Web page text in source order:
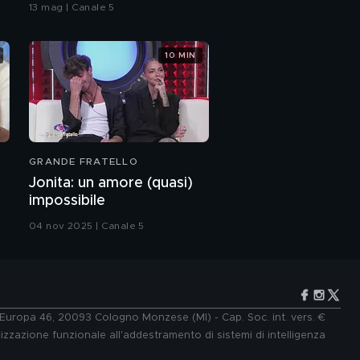
Pupo e il duetto con
sua figlia Clara
Orietta Berti:
l'intervista integrale
l'esperienza del
lungo una vita
13 mag | Canale 5
GRANDE FRATELLO
Jonita: un amore (quasi)
impossibile
04 nov 2025 | Canale 5
10 MIN
46, 20093 Cologno Monzese (MI) - Cap. Soc. int. vers. €
funzionale all'addestramento di sistemi di intelligenza